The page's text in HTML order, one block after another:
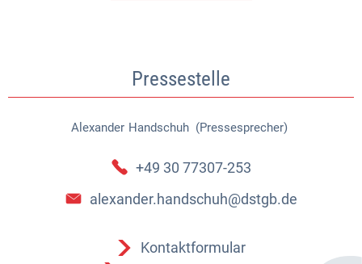
Pressestelle
Alexander Handschuh (Pressesprecher)
Alexander Handschuh
+49 30 77307-253
alexander.handschuh@dstgb.de
Kontaktformular